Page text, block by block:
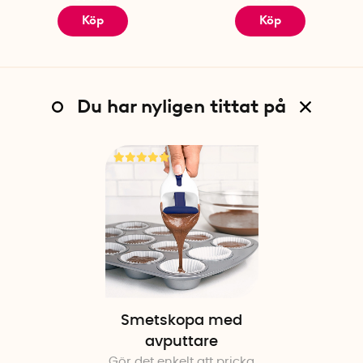
Köp
Köp
Du har nyligen tittat på
Smetskopa med
avputtare